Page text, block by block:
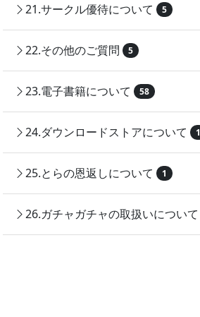
21.サークル優待について 5
22.その他のご質問 5
23.電子書籍について 58
24.ダウンロードストアについて 1
25.とらの恩返しについて 1
26.ガチャガチャの取扱いについて